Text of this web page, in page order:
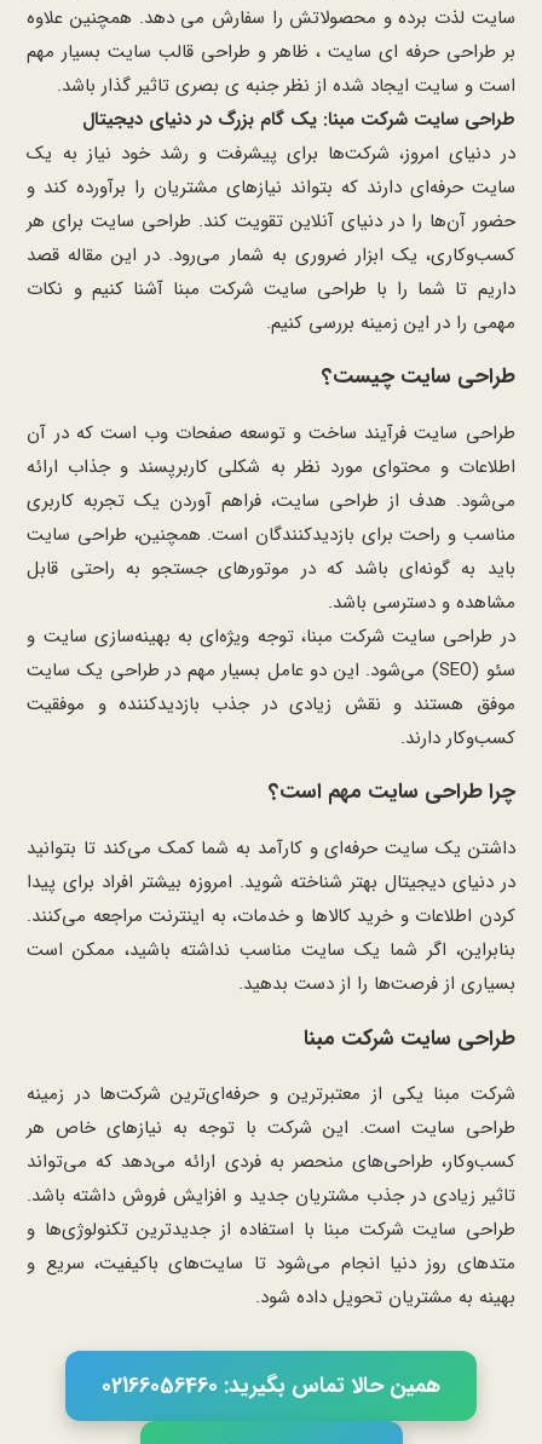
سایت لذت برده و محصولاتش را سفارش می دهد. همچنین علاوه
بر طراحی حرفه ای سایت ، ظاهر و طراحی قالب سایت بسیار مهم
است و سایت ایجاد شده از نظر جنبه ی بصری تاثیر گذار باشد.
طراحی سایت شرکت مبنا: یک گام بزرگ در دنیای دیجیتال
در دنیای امروز، شرکت‌ها برای پیشرفت و رشد خود نیاز به یک
سایت حرفه‌ای دارند که بتواند نیازهای مشتریان را برآورده کند و
حضور آن‌ها را در دنیای آنلاین تقویت کند. طراحی سایت برای هر
کسب‌وکاری، یک ابزار ضروری به شمار می‌رود. در این مقاله قصد
داریم تا شما را با طراحی سایت شرکت مبنا آشنا کنیم و نکات
مهمی را در این زمینه بررسی کنیم.
طراحی سایت چیست؟
طراحی سایت فرآیند ساخت و توسعه صفحات وب است که در آن
اطلاعات و محتوای مورد نظر به شکلی کاربرپسند و جذاب ارائه
می‌شود. هدف از طراحی سایت، فراهم آوردن یک تجربه کاربری
مناسب و راحت برای بازدیدکنندگان است. همچنین، طراحی سایت
باید به گونه‌ای باشد که در موتورهای جستجو به راحتی قابل
مشاهده و دسترسی باشد.
در طراحی سایت شرکت مبنا، توجه ویژه‌ای به بهینه‌سازی سایت و
سئو (SEO) می‌شود. این دو عامل بسیار مهم در طراحی یک سایت
موفق هستند و نقش زیادی در جذب بازدیدکننده و موفقیت
کسب‌وکار دارند.
چرا طراحی سایت مهم است؟
داشتن یک سایت حرفه‌ای و کارآمد به شما کمک می‌کند تا بتوانید
در دنیای دیجیتال بهتر شناخته شوید. امروزه بیشتر افراد برای پیدا
کردن اطلاعات و خرید کالاها و خدمات، به اینترنت مراجعه می‌کنند.
بنابراین، اگر شما یک سایت مناسب نداشته باشید، ممکن است
بسیاری از فرصت‌ها را از دست بدهید.
طراحی سایت شرکت مبنا
شرکت مبنا یکی از معتبرترین و حرفه‌ای‌ترین شرکت‌ها در زمینه
طراحی سایت است. این شرکت با توجه به نیازهای خاص هر
کسب‌وکار، طراحی‌های منحصر به فردی ارائه می‌دهد که می‌تواند
تاثیر زیادی در جذب مشتریان جدید و افزایش فروش داشته باشد.
طراحی سایت شرکت مبنا با استفاده از جدیدترین تکنولوژی‌ها و
متدهای روز دنیا انجام می‌شود تا سایت‌های باکیفیت، سریع و
بهینه به مشتریان تحویل داده شود.
همین حالا تماس بگیرید: 02166056460